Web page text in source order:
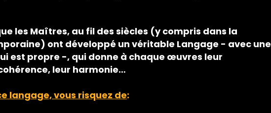
les Maîtres, au fil des siècles (y compris dans la
ont développé un véritable Langage - avec une
est propre -, qui donne à chaque œuvres leur
leur harmonie…
langage, vous risquez de: